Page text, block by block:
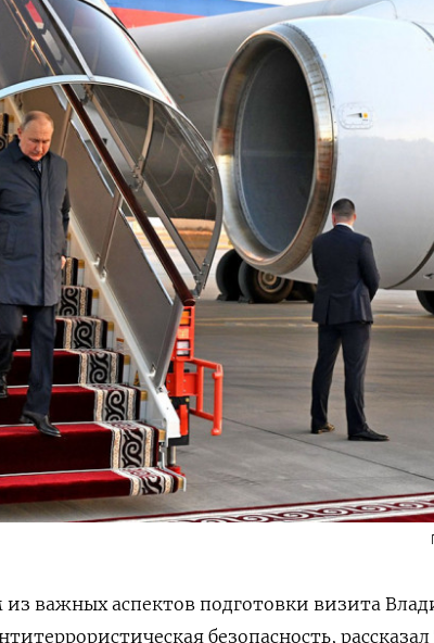
важных аспектов подготовки визита
безопасность,